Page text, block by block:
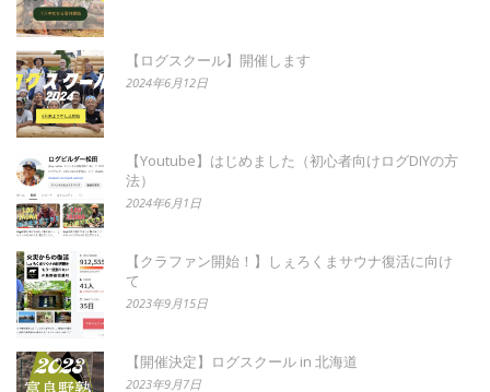
【ログスクール】開催します
2024年6月12日
【Youtube】はじめました（初心者向けログDIYの方
法）
2024年6月1日
【クラファン開始！】しぇろくまサウナ復活に向け
て
2023年9月15日
【開催決定】ログスクール in 北海道
2023年9月7日